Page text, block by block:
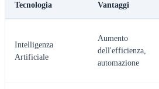
Tecnologia Vantaggi
Intelligenza
Artificiale
Aumento
dell'efficienza,
automazione